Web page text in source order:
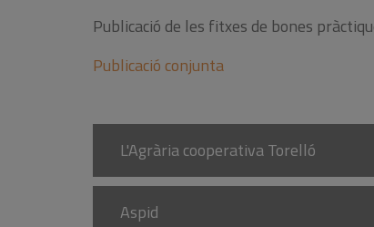
Publicació de les fitxes de bones
Publicació conjunta
L'Agrària cooperativa Torelló
Aspid